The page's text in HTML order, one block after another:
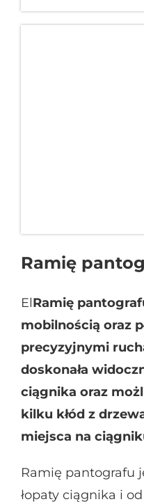
Ramię
ElRamię
mobilnością oraz
precyzyjnymi
doskonała
ciągnika oraz
kilku kłód z
miejsca na
Ramię pantografu
łopaty ciągnika i